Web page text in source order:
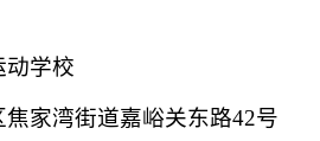
动学校
焦家湾街道嘉峪关东路42号